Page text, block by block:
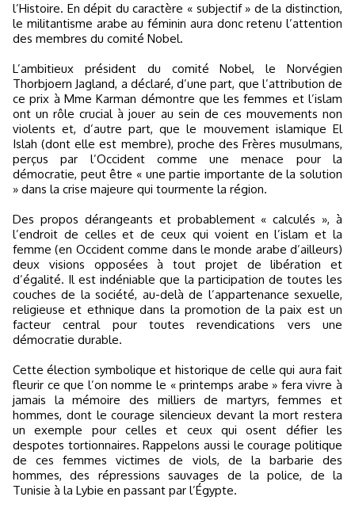
l’Histoire. En dépit du caractère « subjectif » de la distinction,
le militantisme arabe au féminin aura donc retenu l’attention
des membres du comité Nobel.
L’ambitieux président du comité Nobel, le Norvégien
Thorbjoern Jagland, a déclaré, d’une part, que l’attribution de
ce prix à Mme Karman démontre que les femmes et l’islam
ont un rôle crucial à jouer au sein de ces mouvements non
violents et, d’autre part, que le mouvement islamique El
Islah (dont elle est membre), proche des Frères musulmans,
perçus par l’Occident comme une menace pour la
démocratie, peut être « une partie importante de la solution
» dans la crise majeure qui tourmente la région.
Des propos dérangeants et probablement « calculés », à
l’endroit de celles et de ceux qui voient en l’islam et la
femme (en Occident comme dans le monde arabe d’ailleurs)
deux visions opposées à tout projet de libération et
d’égalité. Il est indéniable que la participation de toutes les
couches de la société, au-delà de l’appartenance sexuelle,
religieuse et ethnique dans la promotion de la paix est un
facteur central pour toutes revendications vers une
démocratie durable.
Cette élection symbolique et historique de celle qui aura fait
fleurir ce que l’on nomme le « printemps arabe » fera vivre à
jamais la mémoire des milliers de martyrs, femmes et
hommes, dont le courage silencieux devant la mort restera
un exemple pour celles et ceux qui osent défier les
despotes tortionnaires. Rappelons aussi le courage politique
de ces femmes victimes de viols, de la barbarie des
hommes, des répressions sauvages de la police, de la
Tunisie à la Lybie en passant par l’Égypte.